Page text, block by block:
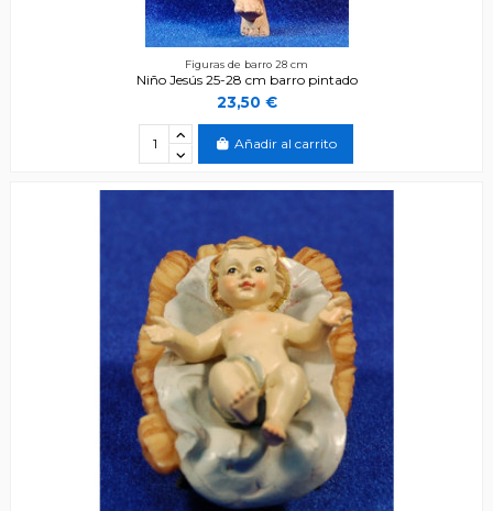
Figuras de barro 28 cm
Niño Jesús 25-28 cm barro pintado
23,50 €
Añadir al carrito